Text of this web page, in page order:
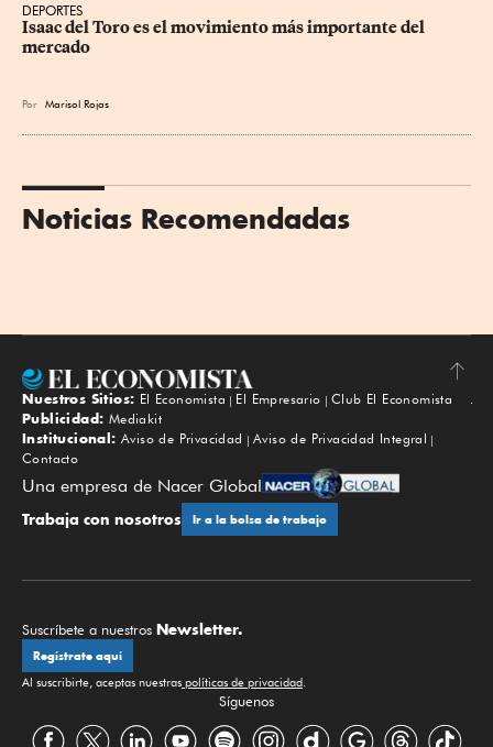
DEPORTES
Isaac del Toro es el movimiento más importante del
mercado
Por Marisol Rojas
Noticias Recomendadas
Subir
Nuestros Sitios: El Economista El Empresario
Club El Economista
Publicidad: Mediakit
Institucional: Aviso de Privacidad
Aviso de Privacidad Integral
Contacto
Una empresa de Nacer Global
Trabaja con nosotros Ir a la bolsa de trabajo
Suscríbete a nuestros Newsletter.
Regístrate aquí
Al suscribirte, aceptas nuestras políticas de privacidad.
Síguenos